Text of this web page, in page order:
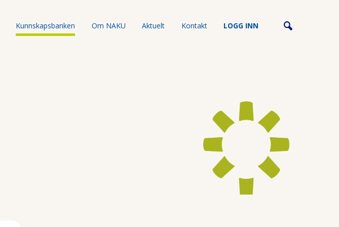
Kunnskapsbanken Om NAKU Aktuelt Kontakt LOGG INN